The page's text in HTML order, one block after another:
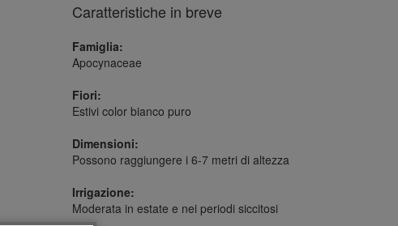
Caratteristiche in breve
Famiglia:
Apocynaceae
Fiori:
Estivi color bianco puro
Dimensioni:
Possono raggiungere i 6-7 metri di altezza
Irrigazione:
Moderata in estate e nei periodi siccitosi